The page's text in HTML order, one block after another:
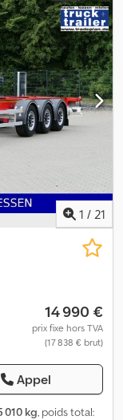
env. 45% Freins à
poids à vide : 2 630
Distance réglable
: de 330 à 370
: 65 cm. Avec
d’erreurs et de
1 / 21
14 990 €
prix fixe hors TVA
(17 838 € brut)
Appel
010 kg, poids total: